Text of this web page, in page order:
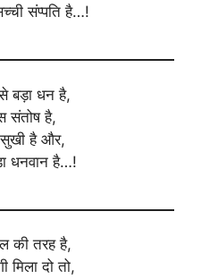
संप्पति है…!
बड़ा धन है,
संतोष है,
सुखी है और,
धनवान है…!
की तरह है,
दो तो,